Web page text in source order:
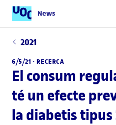
News
2021
6/5/21 ·RECERCA
El consum
té un efecte
la diabetis tipus